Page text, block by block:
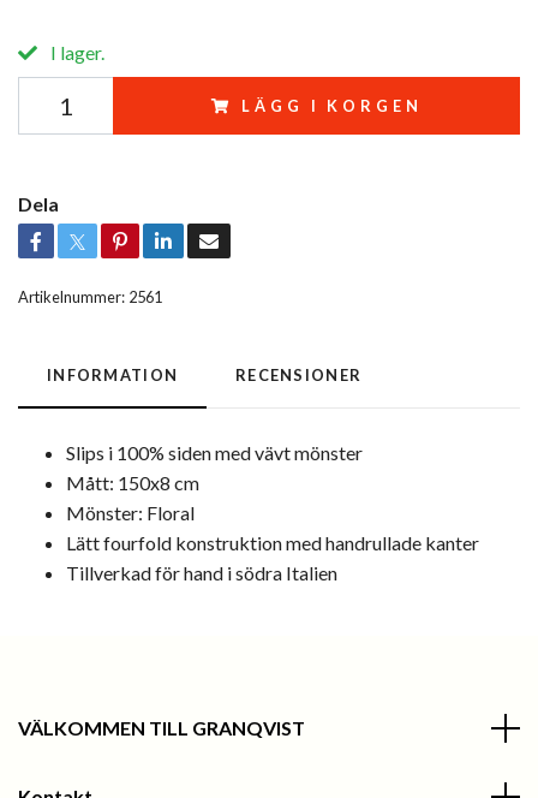
I lager.
LÄGG I KORGEN
Dela
Artikelnummer: 2561
INFORMATION RECENSIONER
Slips i 100% siden med vävt mönster
Mått: 150x8 cm
Mönster: Floral
Lätt fourfold konstruktion med handrullade kanter
Tillverkad för hand i södra Italien
VÄLKOMMEN TILL GRANQVIST